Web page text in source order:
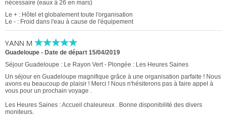
nécessaire (eaux à 26 en mars)
Le + : Hôtel et globalement toute l'organisation
Le - : Froid dans l'eau à cause de l'équipement
YANN M
Guadeloupe - Date de départ 15/04/2019
Séjour Guadeloupe : Le Rayon Vert - Plongée : Les Heures Saines
Un séjour en Guadeloupe magnifique grâce à une organisation parfaite ! Nous
avons eu beaucoup de plaisir ! Merci ! Nous n'hésiterons pas à faire appel à
vous pour un prochain voyage .
Les Heures Saines : Accueil chaleureux . Bonne disponibilité des divers
moniteurs.